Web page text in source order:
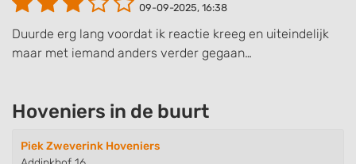
09-09-2025, 16:38
Duurde erg lang voordat ik reactie kreeg en uiteindelijk
maar met iemand anders verder gegaan…
Hoveniers in de buurt
Piek Zweverink Hoveniers